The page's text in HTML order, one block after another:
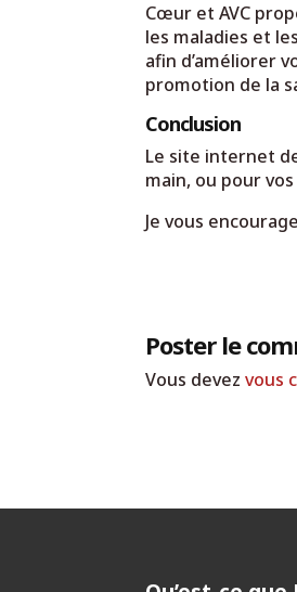
Cœur et AVC
les maladies et
afin d’améliorer
promotion de la
Conclusion
Le site internet
main, ou pour
Je vous
Poster le
Vous devezvous